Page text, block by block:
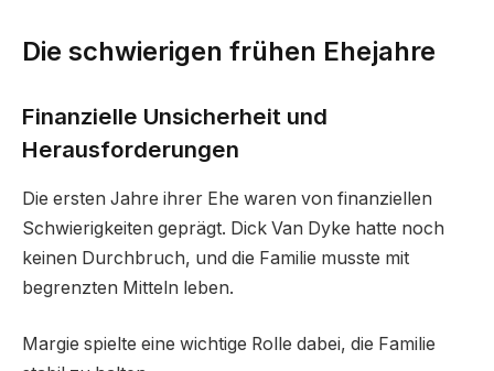
Die schwierigen frühen Ehejahre
Finanzielle Unsicherheit und
Herausforderungen
Die ersten Jahre ihrer Ehe waren von finanziellen
Schwierigkeiten geprägt. Dick Van Dyke hatte noch
keinen Durchbruch, und die Familie musste mit
begrenzten Mitteln leben.
Margie spielte eine wichtige Rolle dabei, die Familie